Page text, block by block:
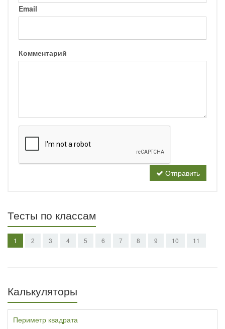
Email
Комментарий
Отправить
Тесты по классам
1 2 3 4 5 6 7 8 9 10 11
Калькуляторы
Периметр квадрата